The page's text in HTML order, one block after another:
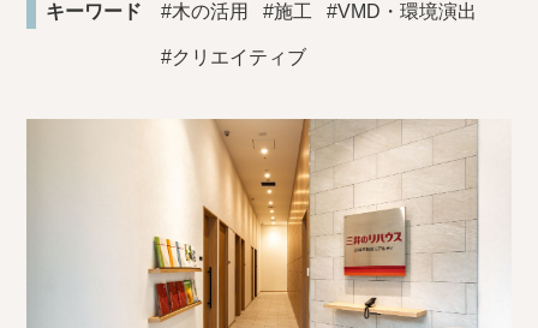
キーワード #木の活用 #施工 #VMD・環境演出
#クリエイティブ